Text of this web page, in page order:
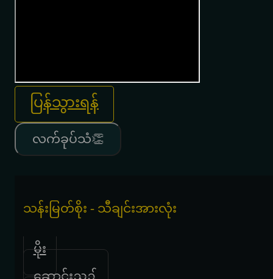
ပြန်သွားရန်
လက်ခုပ်သံ👏
သန်းမြတ်စိုး - သီချင်းအားလုံး
မိုး
ဆောင်းညဥ့်